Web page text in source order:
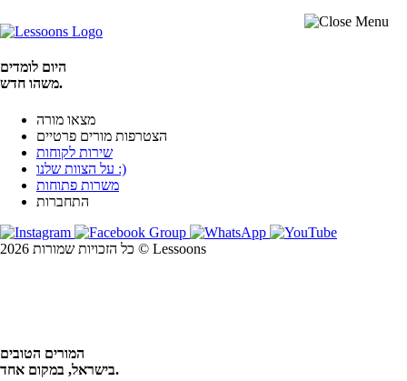
היום לומדים
משהו חדש.
מצאו מורה
הצטרפות מורים פרטיים
שירות לקוחות
על הצוות שלנו :)
משרות פתוחות
התחברות
כל הזכויות שמורות 2026 © Lessoons
המורים הטובים
בישראל, במקום אחד.